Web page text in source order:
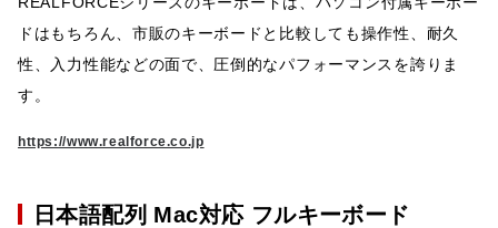
ドはもちろん、市販のキーボードと比較しても操作性、耐久
性、入力性能などの面で、圧倒的なパフォーマンスを誇りま
す。
https://www.realforce.co.jp
日本語配列 Mac対応 フルキーボード